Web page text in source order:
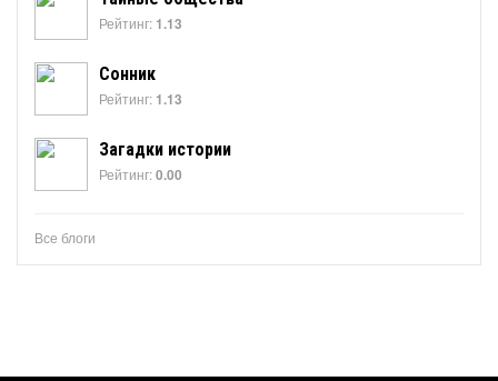
Рейтинг: 1.13
Сонник
Рейтинг: 1.13
Загадки истории
Рейтинг:0.00
Все блоги